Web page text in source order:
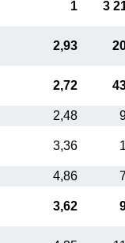
1 3
2,93
2,72
2,48
3,36
4,86
3,62